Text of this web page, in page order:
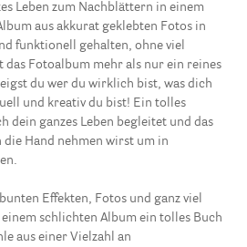
Leben zum Nachblättern in einem
aus akkurat geklebten Fotos in
funktionell gehalten, ohne viel
das Fotoalbum mehr als nur ein reines
du wer du wirklich bist, was dich
und kreativ du bist! Ein tolles
dein ganzes Leben begleitet und das
Hand nehmen wirst um in
Effekten, Fotos und ganz viel
schlichten Album ein tolles Buch
aus einer Vielzahl an